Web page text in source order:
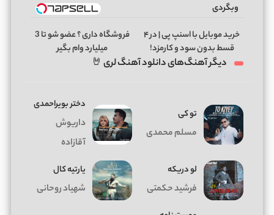
وبگردی
خرید موبایل با اسنپ پی | در ۴
قسط بدون سود و کارمزد!
فروشگاه داری ؟ عضو شو تا 3
میلیارد وام بگیر
دیگر آهنگ‌های دانلود آهنگ لری 🤘
تو کی
مسلم محمدی
دختر بویراحمدی
داریوش
آقازاده
لو دریکه
فرشید حکمتی
یارتیه کال
شهیاد روحانی